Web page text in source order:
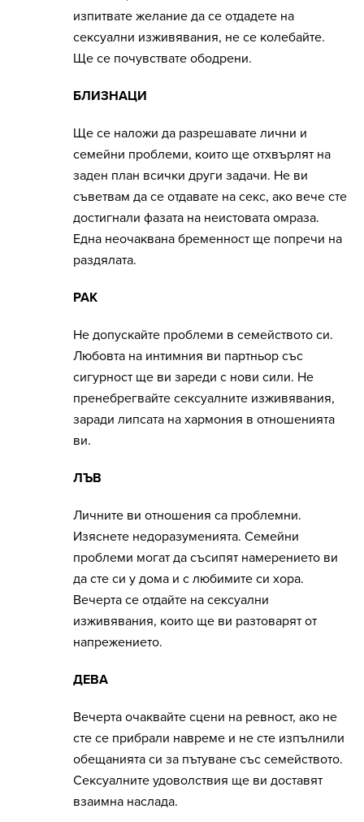
изпитвате желание да се отдадете на
сексуални изживявания, не се колебайте.
Ще се почувствате ободрени.
БЛИЗНАЦИ
Ще се наложи да разрешавате лични и
семейни проблеми, които ще отхвърлят на
заден план всички други задачи. Не ви
съветвам да се отдавате на секс, ако вече сте
достигнали фазата на неистовата омраза.
Една неочаквана бременност ще попречи на
раздялата.
РАК
Не допускайте проблеми в семейството си.
Любовта на интимния ви партньор със
сигурност ще ви зареди с нови сили. Не
пренебрегвайте сексуалните изживявания,
заради липсата на хармония в отношенията
ви.
ЛЪВ
Личните ви отношения са проблемни.
Изяснете недоразуменията. Семейни
проблеми могат да съсипят намерението ви
да сте си у дома и с любимите си хора.
Вечерта се отдайте на сексуални
изживявания, които ще ви разтоварят от
напрежението.
ДЕВА
Вечерта очаквайте сцени на ревност, ако не
сте се прибрали навреме и не сте изпълнили
обещанията си за пътуване със семейството.
Сексуалните удоволствия ще ви доставят
взаимна наслада.